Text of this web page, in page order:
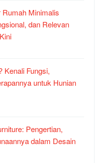
Rumah Minimalis
dan Relevan
Kenali Fungsi,
untuk Hunian
Pengertian,
dalam Desain